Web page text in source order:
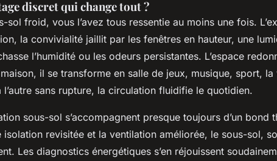
discret qui change tout ?
sol froid, vous l’avez tous ressentie au moins une fois.
la convivialité jaillit par les fenêtres en hauteur, une
l’humidité ou les odeurs persistantes. L’espace
il se transforme en salle de jeux, musique, sport,
l’autre sans rupture, la circulation fluidifie le quotidien.
sous-sol s’accompagnent presque toujours d’un bond
isolation revisitée et la ventilation améliorée, le sous-sol,
Les diagnostics énergétiques s’en réjouissent